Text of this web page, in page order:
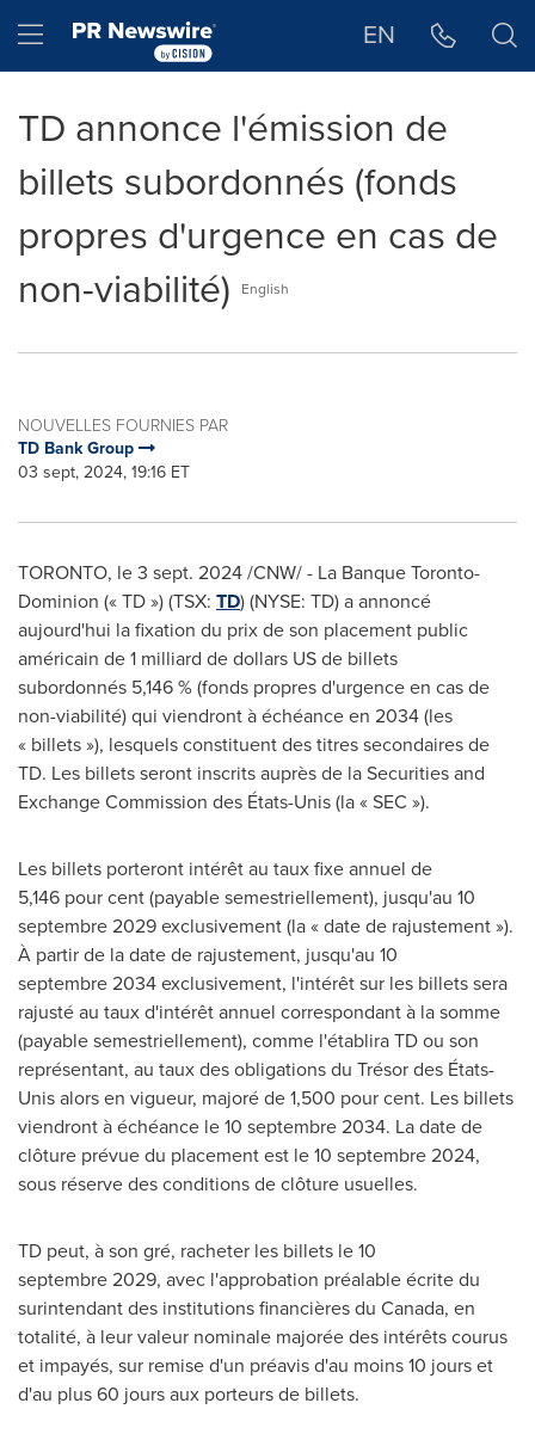
Hamburger menu EN
TD annonce l'émission de
billets subordonnés (fonds
propres d'urgence en cas de
non-viabilité)
English
NOUVELLES FOURNIES PAR
TD Bank Group
03 sept, 2024, 19:16 ET
TORONTO, le3 sept. 2024/CNW/ - La Banque Toronto-
Dominion (« TD ») (TSX: TD) (NYSE: TD) a annoncé
aujourd'hui la fixation du prix de son placement public
américain de 1 milliard de dollars US de billets
subordonnés 5,146 % (fonds propres d'urgence en cas de
non-viabilité) qui viendront à échéance en 2034 (les
« billets »), lesquels constituent des titres secondaires de
TD. Les billets seront inscrits auprès de la Securities and
Exchange Commission des États-Unis (la « SEC »).
Les billets porteront intérêt au taux fixe annuel de
5,146 pour cent (payable semestriellement), jusqu'au 10
septembre 2029 exclusivement (la « date de rajustement »).
À partir de la date de rajustement, jusqu'au 10
septembre 2034 exclusivement, l'intérêt sur les billets sera
rajusté au taux d'intérêt annuel correspondant à la somme
(payable semestriellement), comme l'établira TD ou son
représentant, au taux des obligations du Trésor des États-
Unis alors en vigueur, majoré de 1,500 pour cent. Les billets
viendront à échéance le 10 septembre 2034. La date de
clôture prévue du placement est le 10 septembre 2024,
sous réserve des conditions de clôture usuelles.
TD peut, à son gré, racheter les billets le 10
septembre 2029, avec l'approbation préalable écrite du
surintendant des institutions financières du Canada, en
totalité, à leur valeur nominale majorée des intérêts courus
et impayés, sur remise d'un préavis d'au moins 10 jours et
d'au plus 60 jours aux porteurs de billets.